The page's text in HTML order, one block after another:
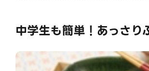
中学生も簡単！あっさり